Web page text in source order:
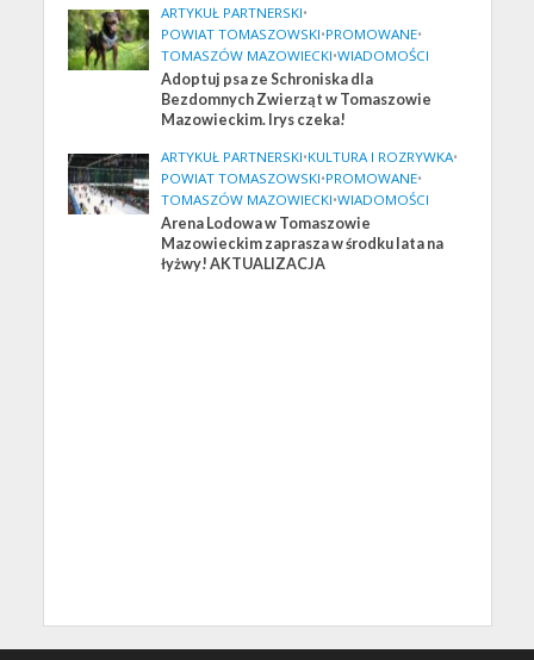
ARTYKUŁ PARTNERSKI•
POWIAT TOMASZOWSKI•PROMOWANE•
TOMASZÓW MAZOWIECKI•WIADOMOŚCI
Adoptuj psa ze Schroniska dla
Bezdomnych Zwierząt w Tomaszowie
Mazowieckim. Irys czeka!
ARTYKUŁ PARTNERSKI•KULTURA I ROZRYWKA•
POWIAT TOMASZOWSKI•PROMOWANE•
TOMASZÓW MAZOWIECKI•WIADOMOŚCI
Arena Lodowa w Tomaszowie
Mazowieckim zaprasza w środku lata na
łyżwy! AKTUALIZACJA